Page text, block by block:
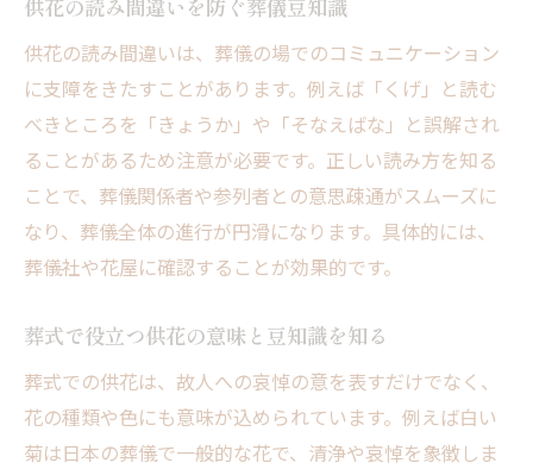
供花の読み間違いを防ぐ葬儀豆知識
供花の読み間違いは、葬儀の場でのコミュニケーション
に支障をきたすことがあります。例えば「くげ」と読む
べきところを「きょうか」や「そなえばな」と誤解され
ることがあるため注意が必要です。正しい読み方を知る
ことで、葬儀関係者や参列者との意思疎通がスムーズに
なり、葬儀全体の進行が円滑になります。具体的には、
葬儀社や花屋に確認することが効果的です。
葬式で役立つ供花の意味と豆知識を知る
葬式での供花は、故人への哀悼の意を表すだけでなく、
花の種類や色にも意味が込められています。例えば白い
菊は日本の葬儀で一般的な花で、清浄や哀悼を象徴しま